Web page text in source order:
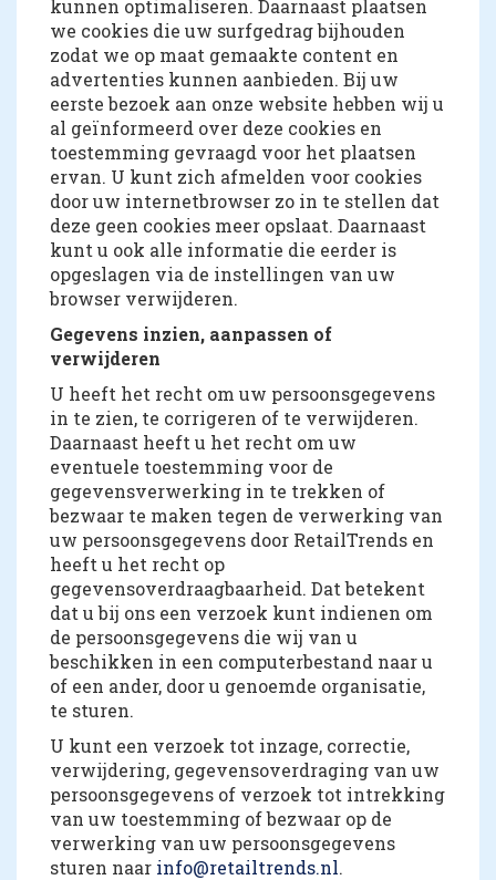
kunnen optimaliseren. Daarnaast plaatsen
we cookies die uw surfgedrag bijhouden
zodat we op maat gemaakte content en
advertenties kunnen aanbieden. Bij uw
eerste bezoek aan onze website hebben wij u
al geïnformeerd over deze cookies en
toestemming gevraagd voor het plaatsen
ervan. U kunt zich afmelden voor cookies
door uw internetbrowser zo in te stellen dat
deze geen cookies meer opslaat. Daarnaast
kunt u ook alle informatie die eerder is
opgeslagen via de instellingen van uw
browser verwijderen.
Gegevens inzien, aanpassen of
verwijderen
U heeft het recht om uw persoonsgegevens
in te zien, te corrigeren of te verwijderen.
Daarnaast heeft u het recht om uw
eventuele toestemming voor de
gegevensverwerking in te trekken of
bezwaar te maken tegen de verwerking van
uw persoonsgegevens door RetailTrends en
heeft u het recht op
gegevensoverdraagbaarheid. Dat betekent
dat u bij ons een verzoek kunt indienen om
de persoonsgegevens die wij van u
beschikken in een computerbestand naar u
of een ander, door u genoemde organisatie,
te sturen.
U kunt een verzoek tot inzage, correctie,
verwijdering, gegevensoverdraging van uw
persoonsgegevens of verzoek tot intrekking
van uw toestemming of bezwaar op de
verwerking van uw persoonsgegevens
sturen naar info@retailtrends.nl.